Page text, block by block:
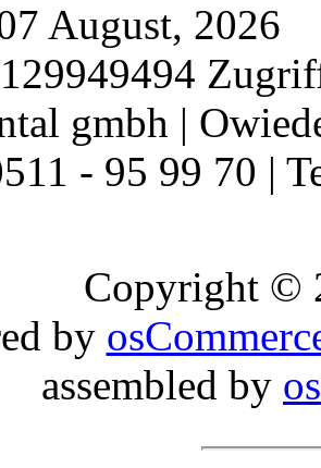
August, 2026
129949494
gmbh |
- 95 99 70 |
Copyright ©
by
assembled by